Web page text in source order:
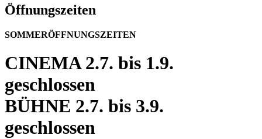
Öffnungszeiten
SOMMERÖFFNUNGSZEITEN
CINEMA2.7. bis 1.9.
geschlossen
BÜHNE 2.7. bis 3.9.
geschlossen